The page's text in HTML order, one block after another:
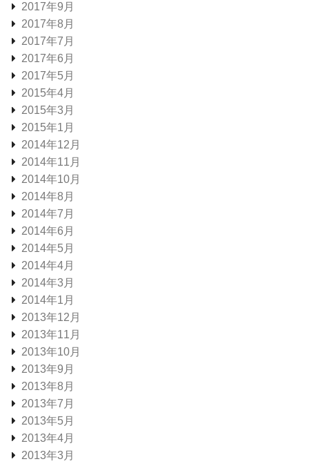
2017年9月
2017年8月
2017年7月
2017年6月
2017年5月
2015年4月
2015年3月
2015年1月
2014年12月
2014年11月
2014年10月
2014年8月
2014年7月
2014年6月
2014年5月
2014年4月
2014年3月
2014年1月
2013年12月
2013年11月
2013年10月
2013年9月
2013年8月
2013年7月
2013年5月
2013年4月
2013年3月